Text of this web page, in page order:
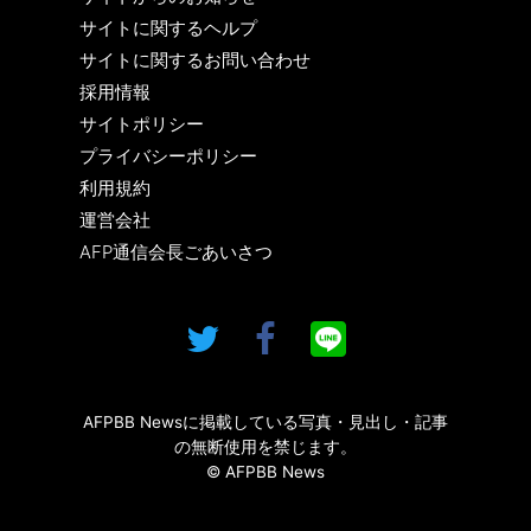
サイトに関するヘルプ
サイトに関するお問い合わせ
採用情報
サイトポリシー
プライバシーポリシー
利用規約
運営会社
AFP通信会長ごあいさつ
AFPBB Newsに掲載している写真・見出し・記事
の無断使用を禁じます。
© AFPBB News